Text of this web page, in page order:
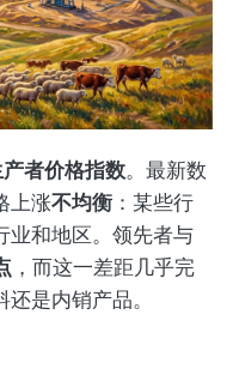
者价格指数。最新数
上涨不均衡 ：某些行
业和地区。领先者与
，而这一差距几乎完
是内销产品。